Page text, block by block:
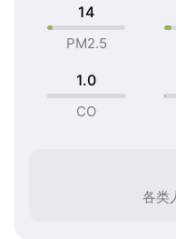
14
PM2.5
1.0
CO
各类